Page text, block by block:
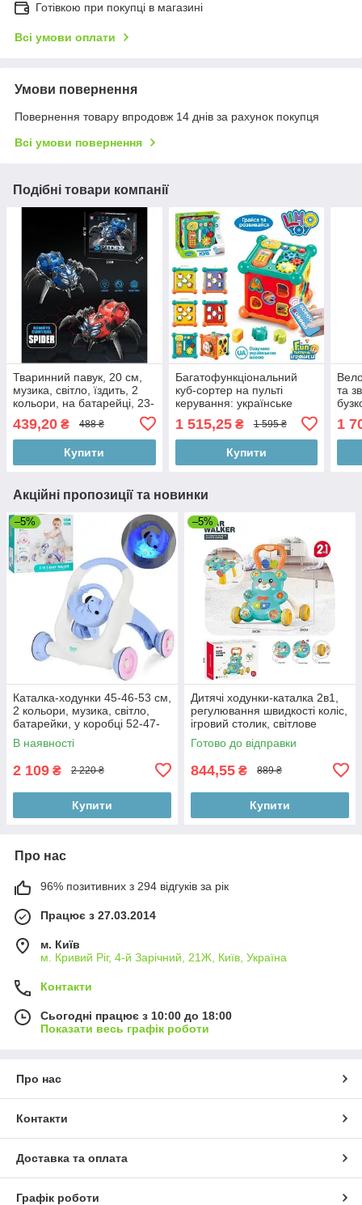
Готівкою при покупці в магазині
Всі умови оплати
Умови повернення
Повернення товару впродовж 14 днів за рахунок покупця
Всі умови повернення
Подібні товари компанії
Тваринний павук, 20 см,
музика, світло, їздить, 2
кольори, на батарейці, 23-
439,20 ₴ 488 ₴
Купити
Багатофункціональний
куб-сортер на пульті
керування: українське
коробці 25,5-22,5-23,5 см
1 515,25₴ 1 595 ₴
Купити
та
1
Акційні пропозиції та новинки
–5%
Каталка-ходунки 45-46-53 см,
2 кольори, музика, світло,
батарейки, у коробці 52-47-
13см
В наявності
2 109 ₴ 2 220 ₴
Купити
–5%
Дитячі ходунки-каталка 2в1,
регулювання швидкості коліс,
ігровий столик, світлове
підсвічування, звуки, мелодії,
пищалка,
Готово до відправки
844,55 ₴ 889 ₴
Купити
Про нас
96% позитивних з 294 відгуків за рік
Працює з 27.03.2014
м. Київ
м. Кривий Ріг, 4-й Зарічний, 21Ж, Київ, Україна
Контакти
Сьогодні працює з 10:00 до 18:00
Показати весь графік роботи
Про нас
Контакти
Доставка та оплата
Графік роботи